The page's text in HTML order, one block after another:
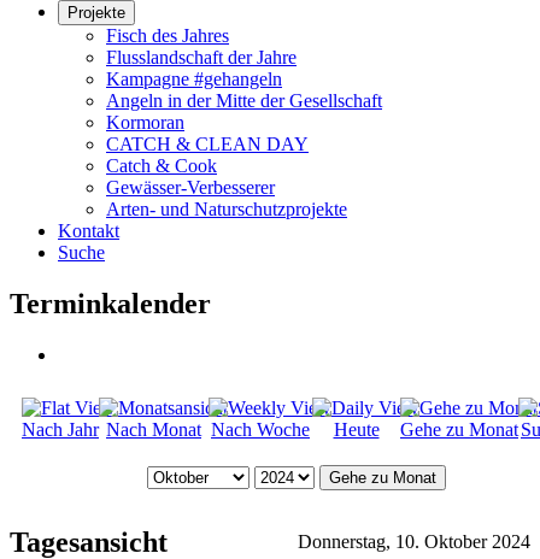
Projekte
Fisch des Jahres
Flusslandschaft der Jahre
Kampagne #gehangeln
Angeln in der Mitte der Gesellschaft
Kormoran
CATCH & CLEAN DAY
Catch & Cook
Gewässer-Verbesserer
Arten- und Naturschutzprojekte
Kontakt
Suche
Terminkalender
Nach Jahr Nach Monat Nach Woche Heute Gehe zu Monat
Gehe zu Monat
Tagesansicht Donnerstag, 10. Oktober 2024